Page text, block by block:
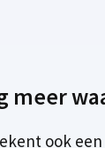
meer
ook